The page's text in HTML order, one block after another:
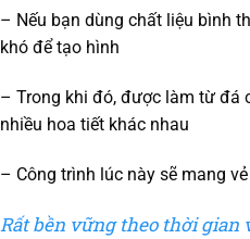
– Nếu bạn dùng chất liệu bình
khó để tạo hình
– Trong khi đó, được làm từ đá
nhiều hoa tiết khác nhau
– Công trình lúc này sẽ mang
Rất bền vững theo thời